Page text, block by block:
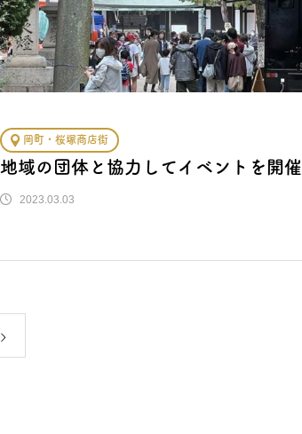
岡町・桜塚商店街
地域の団体と協力してイベントを開催
2023.03.03